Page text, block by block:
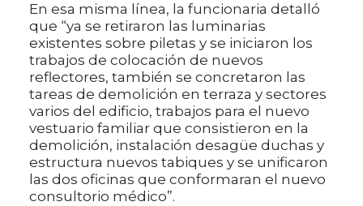
En esa misma línea, la funcionaria detalló
que “ya se retiraron las luminarias
existentes sobre piletas y se iniciaron los
trabajos de colocación de nuevos
reflectores, también se concretaron las
tareas de demolición en terraza y sectores
varios del edificio, trabajos para el nuevo
vestuario familiar que consistieron en la
demolición, instalación desagüe duchas y
estructura nuevos tabiques y se unificaron
las dos oficinas que conformaran el nuevo
consultorio médico”.